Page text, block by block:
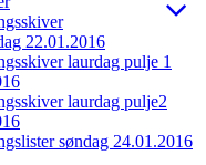
22.01.2016
laurdag pulje 1
laurdag pulje2
søndag 24.01.2016